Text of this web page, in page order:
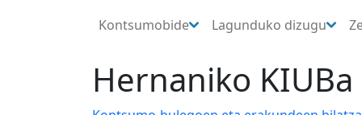
Kontsumobide Lagunduko dizugu
Hernaniko KIUBa